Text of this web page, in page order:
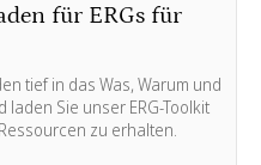
für ERGs für
tief in das Was, Warum und
laden Sie unser ERG-Toolkit
zu erhalten.